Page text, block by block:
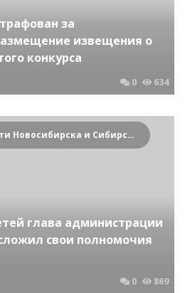
за
извещения о
конкурса
0 634
Криминальные новости Новосибирска и Сибирского региона
глава администрации
свои полномочия
0 869